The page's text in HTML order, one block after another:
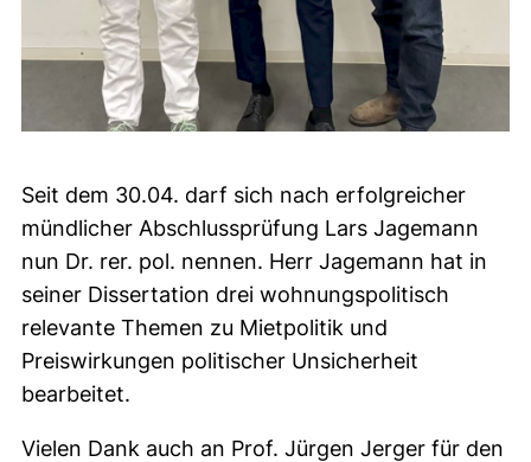
Seit dem 30.04. darf sich nach erfolgreicher
mündlicher Abschlussprüfung Lars Jagemann
nun Dr. rer. pol. nennen. Herr Jagemann hat in
seiner Dissertation drei wohnungspolitisch
relevante Themen zu Mietpolitik und
Preiswirkungen politischer Unsicherheit
bearbeitet.
Vielen Dank auch an Prof. Jürgen Jerger für den